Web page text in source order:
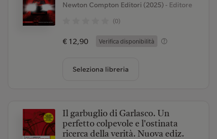
Newton Compton Editori (2025)- Editore
(0)
€ 12,90 Verifica disponibilità
Seleziona libreria
Il garbuglio di Garlasco. Un
perfetto colpevole e l'ostinata
ricerca della verità. Nuova ediz.